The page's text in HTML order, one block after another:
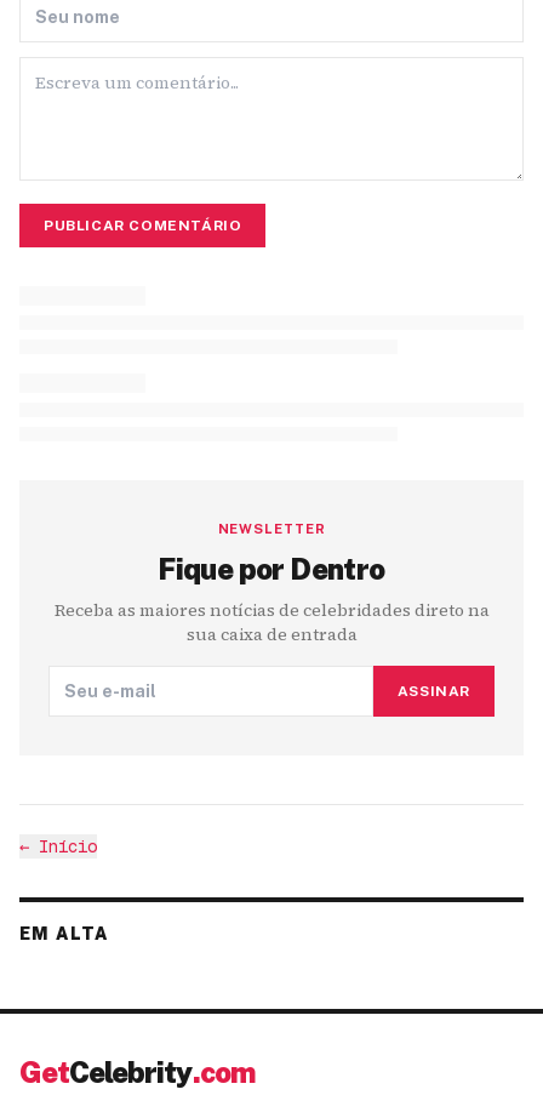
PUBLICAR COMENTÁRIO
NEWSLETTER
Fique por Dentro
Receba as maiores notícias de celebridades direto na
sua caixa de entrada
ASSINAR
← Início
EM ALTA
GetCelebrity.com